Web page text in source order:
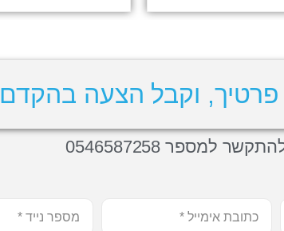
וקבל הצעה בהקדם
למספר 0546587258